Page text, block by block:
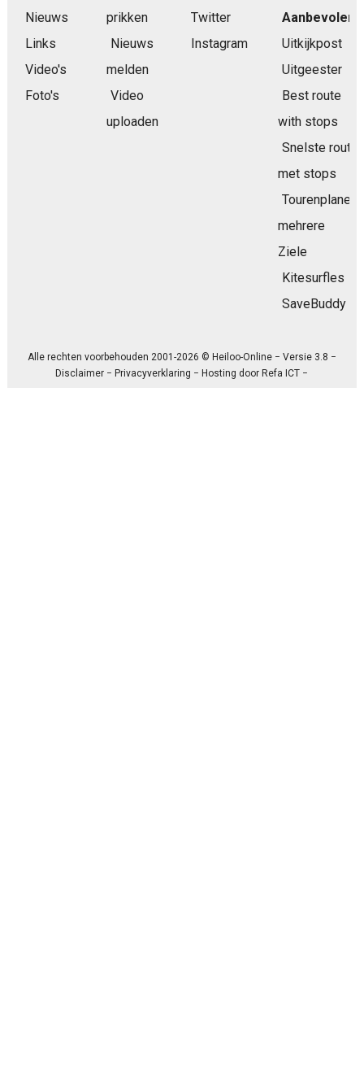
Nieuws
Links
Video's
Foto's
prikken
Nieuws
melden
Video
uploaden
Twitter
Instagram
Aanbevolen
Uitkijkpost
Uitgeester
Best route
with stops
Snelste route
met stops
Tourenplaner
mehrere
Ziele
Kitesurfles
SaveBuddy
Alle rechten voorbehouden 2001-2026 © Heiloo-Online − Versie 3.8 −
Disclaimer −Privacyverklaring − Hosting doorRefa ICT −